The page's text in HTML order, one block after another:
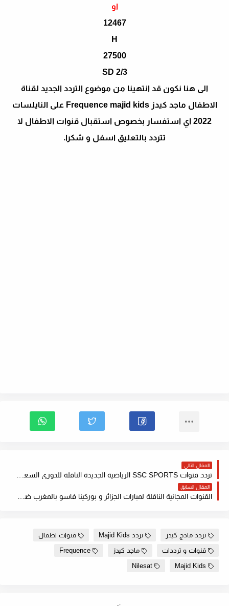
او
12467
H
27500
SD 2/3
الى هنا نكون قد انتهينا من موضوع التردد الجديد لقناة
الاطفال ماجد كيدز Frequence majid kids على النايلسات
2022 اي استفسار بخصوص استقبال قنوات الاطفال لا
تتردد بالتعليق اسفل و شكرا.
المقال التالي
تردد قنوات SSC SPORTS الرياضية الجديدة الناقلة للدوري السعودي 2022
المقال السابق
القنوات المجانية الناقلة لمبارات الجزائر و بوركينا فاسو بالمغرب ضمن تصفيات كاس العالم 2022
تردد مادج كيدز تردد Majid Kids
قنوات اطفال
قنوات و ترددات
ماجد كيدز
Frequence
Majid Kids
Nilesat